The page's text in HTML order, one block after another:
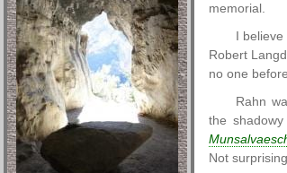
memorial.
I
Robert
no one
Rahn
the
Not